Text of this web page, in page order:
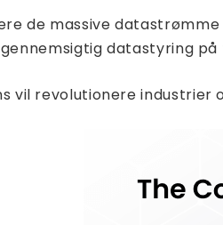
de massive
gennemsigtig datastyring
vil revolutionere